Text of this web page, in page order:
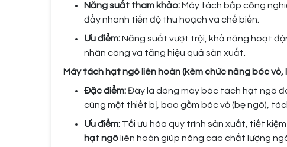
Năng suất tham khảo:Máy tách bắp công
đẩy nhanh tiến độ thu hoạch và chế biến.
Ưu điểm:Năng suất vượt trội, khả năng hoạt
nhân công và tăng hiệu quả sản xuất.
Máy tách hạt ngô liên hoàn (kèm chức năng bóc vỏ,
Đặc điểm:Đây là dòng máy bóc tách hạt ngô
cùng một thiết bị, bao gồm bóc vỏ (bẹ ngô),
Ưu điểm: Tối ưu hóa quy trình sản xuất, tiết
hạt ngô liên hoàn giúp nâng cao chất lượng